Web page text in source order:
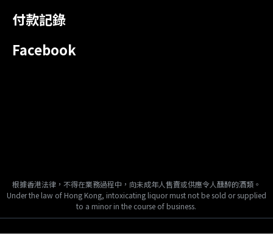
付款記錄
Facebook
根據香港法律，不得在業務過程中，向未成年人售賣或供應令人醺醉的酒類。
Under the law of Hong Kong, intoxicating liquor must not be sold or supplied
to a minor in the course of business.
Copyright © 2024, Tai Fook Hong International Company Limited, All